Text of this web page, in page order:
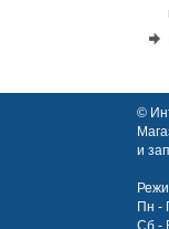
©
и
Пн -
Сб -